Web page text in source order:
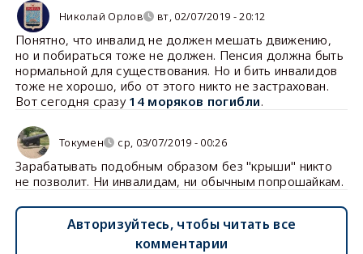
Николай Орлов вт, 02/07/2019 - 20:12
Понятно, что инвалид не должен мешать движению,
но и побираться тоже не должен. Пенсия должна быть
нормальной для существования. Но и бить инвалидов
тоже не хорошо, ибо от этого никто не застрахован.
Вот сегодня сразу 14 моряков погибли.
Токумен ср, 03/07/2019 - 00:26
Зарабатывать подобным образом без "крыши" никто
не позволит. Ни инвалидам, ни обычным попрошайкам.
Авторизуйтесь, чтобы читать все
комментарии